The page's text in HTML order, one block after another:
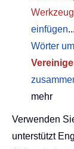
einfügen
Wörter
mehr
Verwenden
unterstützt